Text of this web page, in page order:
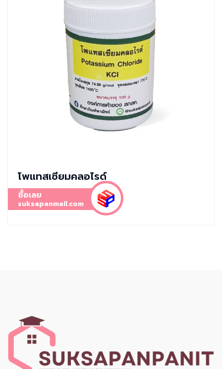
โพแทสเซียมคลอไรด์
ซื้อเลย
suksapanmall.com